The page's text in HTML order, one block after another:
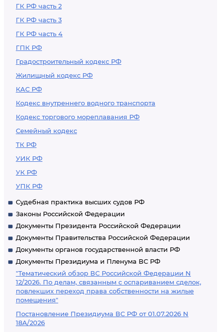
ГК РФ часть 2
ГК РФ часть 3
ГК РФ часть 4
ГПК РФ
Градостроительный кодекс РФ
Жилищный кодекс РФ
КАС РФ
Кодекс внутреннего водного транспорта
Кодекс торгового мореплавания РФ
Семейный кодекс
ТК РФ
УИК РФ
УК РФ
УПК РФ
Судебная практика высших судов РФ
Законы Российской Федерации
Документы Президента Российской Федерации
Документы Правительства Российской Федерации
Документы органов государственной власти РФ
Документы Президиума и Пленума ВС РФ
"Тематический обзор ВС Российской Федерации N
12/2026. По делам, связанным с оспариванием сделок,
повлекших переход права собственности на жилые
помещения"
Постановление Президиума ВС РФ от 01.07.2026 N
18А/2026